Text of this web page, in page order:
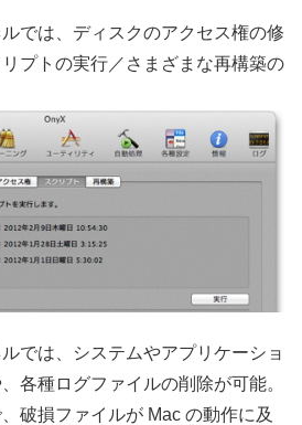
ルでは、ディスクのアクセス権の修
プトの実行／さまざまな再構築の
では、システムやアプリケーショ
各種ログファイルの削除が可能。
破損ファイルが Mac の動作に及